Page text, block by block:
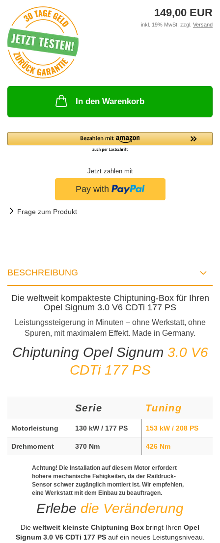
149,00 EUR
inkl. 19% MwSt. zzgl. Versand
In den Warenkorb
Jetzt zahlen mit
Frage zum Produkt
BESCHREIBUNG
Die weltweit kompakteste Chiptuning-Box für Ihren
Opel Signum 3.0 V6 CDTi 177 PS
Leistungssteigerung in Minuten – ohne Werkstatt, ohne
Spuren, mit maximalem Effekt. Made in Germany.
Chiptuning Opel Signum 3.0 V6
CDTi 177 PS
Serie Tuning
Motorleistung 130 kW / 177 PS 153 kW / 208 PS
Drehmoment 370 Nm 426 Nm
Achtung! Die Installation auf diesem Motor erfordert
höhere mechanische Fähigkeiten, da der Raildruck-
Sensor schwer zugänglich montiert ist. Wir empfehlen,
eine Werkstatt mit dem Einbau zu beauftragen.
Erlebe die Veränderung
Die weltweit kleinste Chiptuning Box bringt Ihren Opel
Signum 3.0 V6 CDTi 177 PSauf ein neues Leistungsniveau.